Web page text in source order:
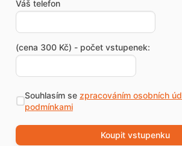
Váš telefon
(cena 300 Kč) - počet vstupenek:
Souhlasím se zpracováním osobních
podmínkami
Koupit vstupenku